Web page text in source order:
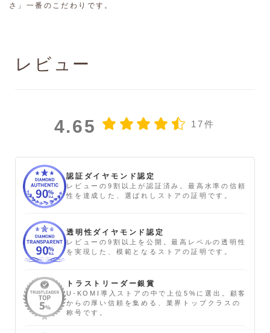
さ」一番のこだわりです。
レビュー
4.65 17件
認証ダイヤモンド認定
レビューの9割以上が認証済み。最高水準の信頼
性を達成した、選ばれしストアの証明です。
透明性ダイヤモンド認定
レビューの9割以上を公開。最高レベルの透明性
を実現した、模範となるストアの証明です。
トラストリーダー銀賞
U-KOMI導入ストアの中で上位5%に選出。顧客
からの厚い信頼を集める、業界トップクラスの
称号です。